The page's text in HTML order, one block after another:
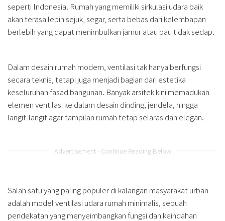
seperti Indonesia. Rumah yang memiliki sirkulasi udara baik
akan terasa lebih sejuk, segar, serta bebas dari kelembapan
berlebih yang dapat menimbulkan jamur atau bau tidak sedap.
Dalam desain rumah modern, ventilasi tak hanya berfungsi
secara teknis, tetapi juga menjadi bagian dari estetika
keseluruhan fasad bangunan. Banyak arsitek kini memadukan
elemen ventilasi ke dalam desain dinding, jendela, hingga
langit-langit agar tampilan rumah tetap selaras dan elegan.
Advertisement - Continue Reading Below
Salah satu yang paling populer di kalangan masyarakat urban
adalah model ventilasi udara rumah minimalis, sebuah
pendekatan yang menyeimbangkan fungsi dan keindahan